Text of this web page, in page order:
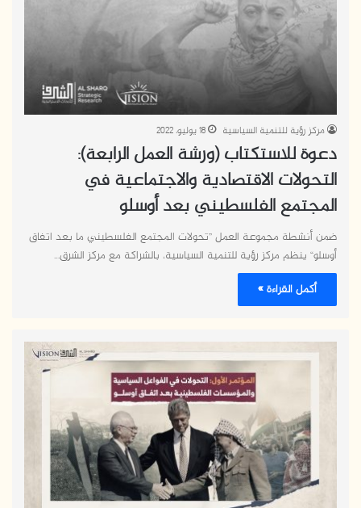
مركز رؤية للتنمية السياسية 18 يوليو، 2022
دعوة للاستكتاب (ورشة العمل الرابعة):
التحولات الاقتصادية والاجتماعية في
المجتمع الفلسطيني بعد أوسلو
ضمن أنشطة مجموعة العمل ”تحولات المجتمع الفلسطيني ما بعد اتفاق
أوسلو“ ينظم مركز رؤية للتنمية السياسية، بالشراكة مع مركز الشرق…
أكمل القراءة »